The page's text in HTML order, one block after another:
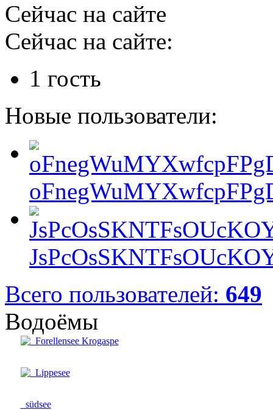
Сейчас на сайте
Сейчас на сайте:
1 гость
Новые пользователи:
Всего пользователей: 649
Водоёмы
Forellensee Krogaspe
Lippesee
südsee